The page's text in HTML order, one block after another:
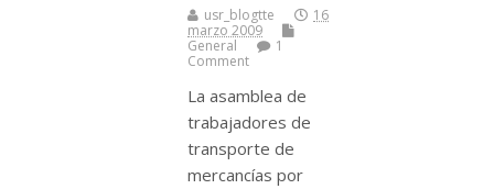
usr_blogtte
16
marzo 2009
General
1
Comment
La asamblea de
trabajadores de
transporte de
mercancí­as por